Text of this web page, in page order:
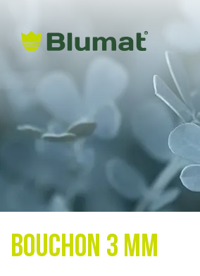
Bouchon 3 mm